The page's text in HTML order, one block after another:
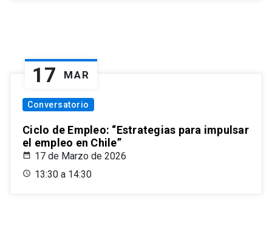
17 MAR
Conversatorio
Ciclo de Empleo: “Estrategias para impulsar
el empleo en Chile”
17 de Marzo de 2026
13:30 a 14:30